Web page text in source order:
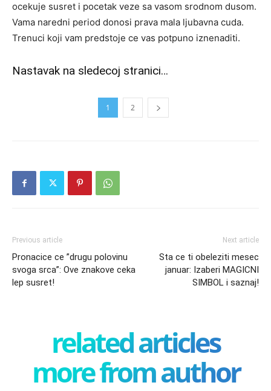
ocekuje susret i pocetak veze sa vasom srodnom dusom.
Vama naredni period donosi prava mala ljubavna cuda.
Trenuci koji vam predstoje ce vas potpuno iznenaditi.
Nastavak na sledecoj stranici…
1 2
Previous article
Pronacice ce ”drugu polovinu
svoga srca”: Ove znakove ceka
lep susret!
Next article
Sta ce ti obeleziti mesec
januar: Izaberi MAGICNI
SIMBOL i saznaj!
related articles
more from author